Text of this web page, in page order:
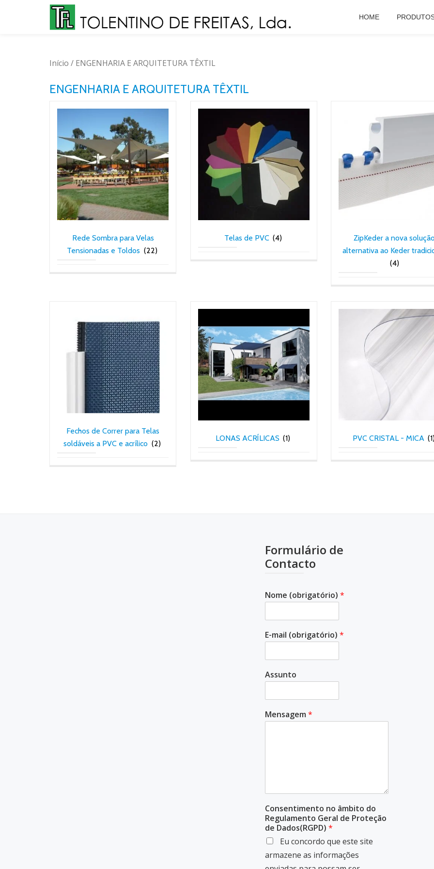
HOME
Início / ENGENHARIA E ARQUITETURA TÊXTIL
ENGENHARIA E ARQUITETURA TÊXTIL
Rede Sombra para Velas
Tensionadas e Toldos (22)
Telas de PVC (4)
ZipKeder a nova
alternativa ao Keder
(4)
Fechos de Correr para Telas
soldáveis a PVC e acrílico (2)
LONAS ACRÍLICAS (1) PVC CRISTAL - MICA
Formulário de
Contacto
Nome (obrigatório) *
E-mail (obrigatório) *
Assunto
Mensagem *
Consentimento no âmbito do
Regulamento Geral de Proteção
de Dados(RGPD) *
Eu concordo que este site
armazene as informações